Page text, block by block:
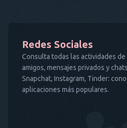
Redes Sociales
Consulta todas las actividades
amigos, mensajes privados y
Snapchat, Instagram, Tinder:
aplicaciones más populares.